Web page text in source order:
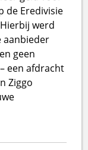
de Eredivisie
werd
aanbieder
geen
een afdracht
Ziggo